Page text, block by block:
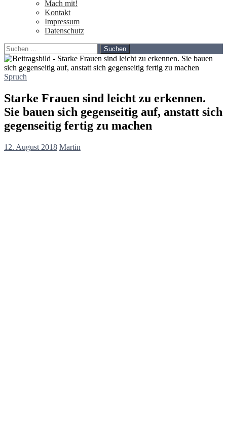
Mach mit!
Kontakt
Impressum
Datenschutz
Suchen
nach:
Spruch
Starke Frauen sind leicht zu erkennen.
Sie bauen sich gegenseitig auf, anstatt sich
gegenseitig fertig zu machen
12. August 2018 Martin